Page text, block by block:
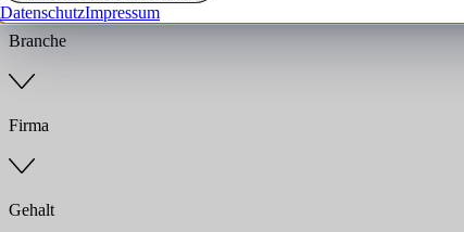
Branche
Firma
Gehalt
DatenschutzImpressum